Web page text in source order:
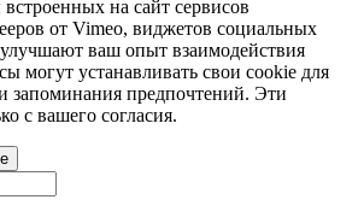
на сайт сервисов
от Vimeo, виджетов социальных
ваш опыт взаимодействия
могут устанавливать свои cookie для
запоминания предпочтений. Эти
с вашего согласия.